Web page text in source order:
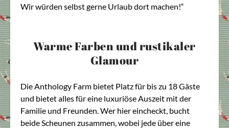
Wir würden selbst gerne Urlaub dort machen!“
Warme Farben und rustikaler
Glamour
Die Anthology Farm bietet Platz für bis zu 18 Gäste
und bietet alles für eine luxuriöse Auszeit mit der
Familie und Freunden. Wer hier eincheckt, bucht
beide Scheunen zusammen, wobei jede über eine